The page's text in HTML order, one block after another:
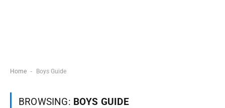
Home - Boys Guide
BROWSING: BOYS GUIDE